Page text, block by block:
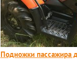
Подножки пассажира